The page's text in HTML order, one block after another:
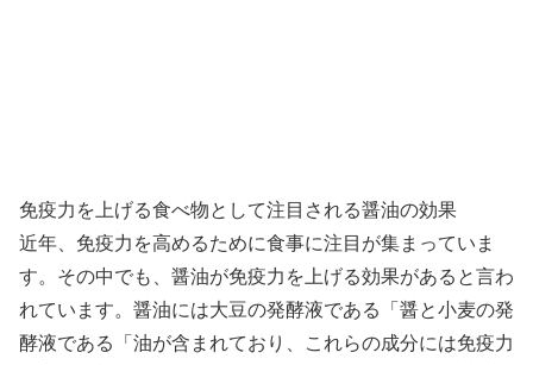
免疫力を上げる食べ物として注目される醤油の効果
近年、免疫力を高めるために食事に注目が集まっていま
す。その中でも、醤油が免疫力を上げる効果があると言わ
れています。醤油には大豆の発酵液である「醤と小麦の発
酵液である「油が含まれており、これらの成分には免疫力